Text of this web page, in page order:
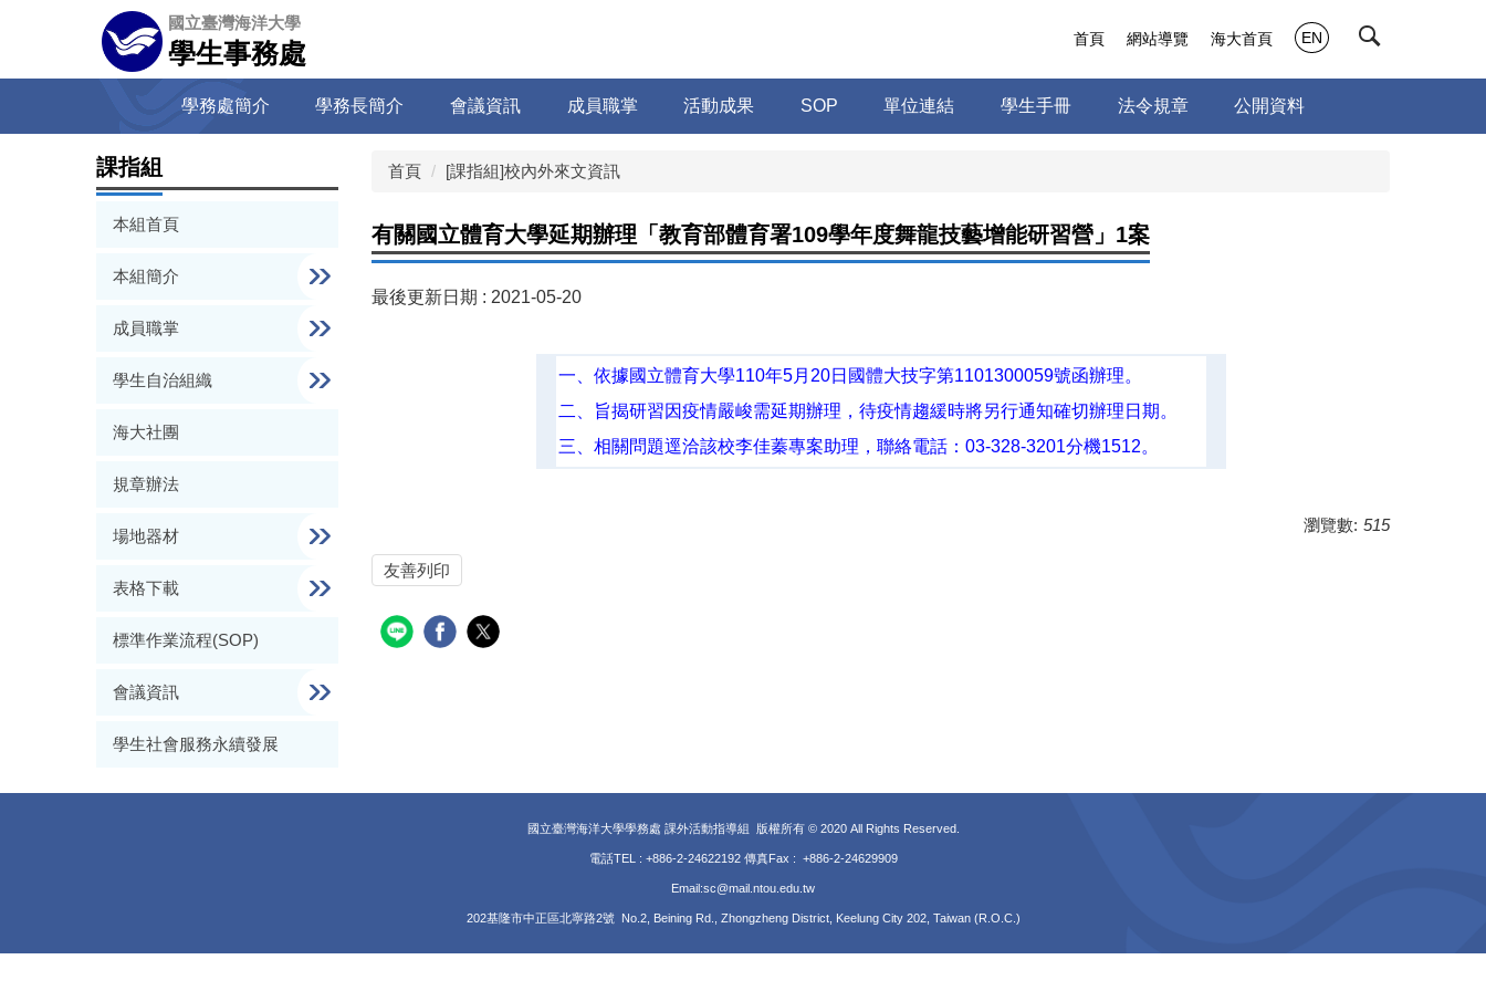
容
國立臺灣海洋大學
學生事務處
學務處簡介 學務長簡介 會議資訊 成員職掌 活動成果 SOP 單位連結 學生手冊 法令規章 公開資料
首頁 網站導覽 海大首頁 EN
課指組
本組首頁
本組簡介
成員職掌
學生自治組織
海大社團
規章辦法
場地器材
表格下載
標準作業流程(SOP)
會議資訊
學生社會服務永續發展
首頁 [課指組]校內外來文資訊
有關國立體育大學延期辦理「教育部體育署109學年度舞龍技藝增能研習營」1案
最後更新日期 : 2021-05-20
一、依據國立體育大學110年5月20日國體大技字第1101300059號函辦理。
二、旨揭研習因疫情嚴峻需延期辦理，待疫情趨緩時將另行通知確切辦理日期。
三、相關問題逕洽該校李佳蓁專案助理，聯絡電話：03-328-3201分機1512。
瀏覽數: 515
友善列印
國立臺灣海洋大學學務處 課外活動指導組 版權所有 © 2020 All Rights Reserved.
電話TEL : +886-2-24622192 傳真Fax : +886-2-24629909
Email:sc@mail.ntou.edu.tw
202基隆市中正區北寧路2號 No.2, Beining Rd., Zhongzheng District, Keelung City 202, Taiwan (R.O.C.)